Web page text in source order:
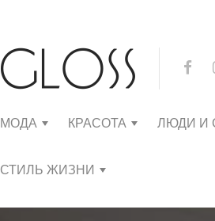
МОДА КРАСОТА ЛЮДИ И
СТИЛЬ ЖИЗНИ